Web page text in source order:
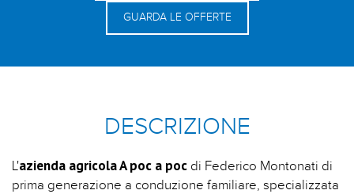
GUARDA LE OFFERTE
DESCRIZIONE
L'azienda agricola A poc a poc di Federico Montonati di
prima generazione a conduzione familiare, specializzata